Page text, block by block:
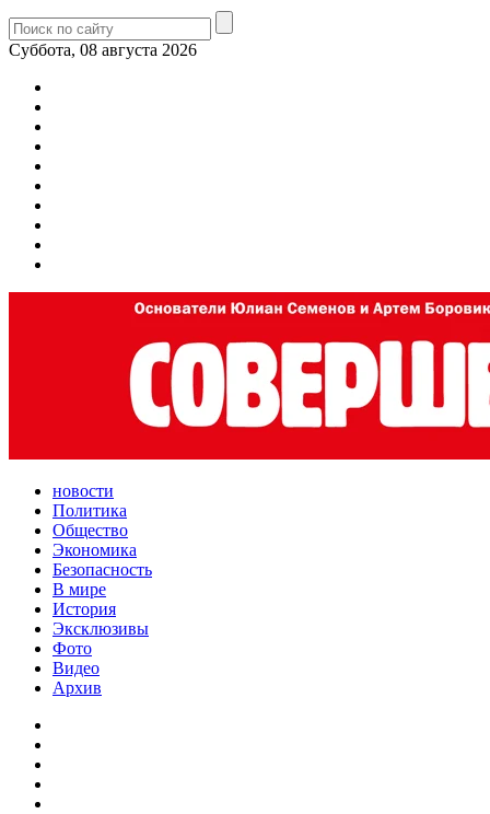
Суббота, 08 августа 2026
новости
Политика
Общество
Экономика
Безопасность
В мире
История
Эксклюзивы
Фото
Видео
Архив